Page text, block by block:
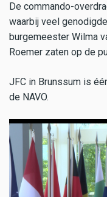
De commando-
waarbij veel
burgemeester Wilma
Roemer zaten op de
JFC in Brunssum is
de NAVO.